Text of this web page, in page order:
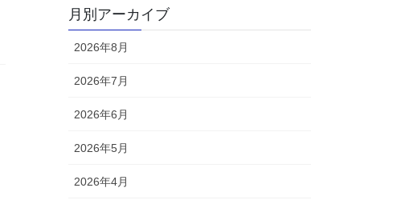
月別アーカイブ
2026年8月
2026年7月
2026年6月
2026年5月
2026年4月